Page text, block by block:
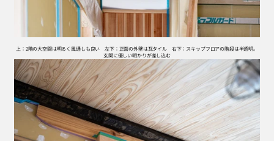
上：2階の大空間は明るく風通しも良い　左下：正面の外壁は瓦タイル　右下：スキップフロアの階段は半透明。
玄関に優しい明かりが差し込む